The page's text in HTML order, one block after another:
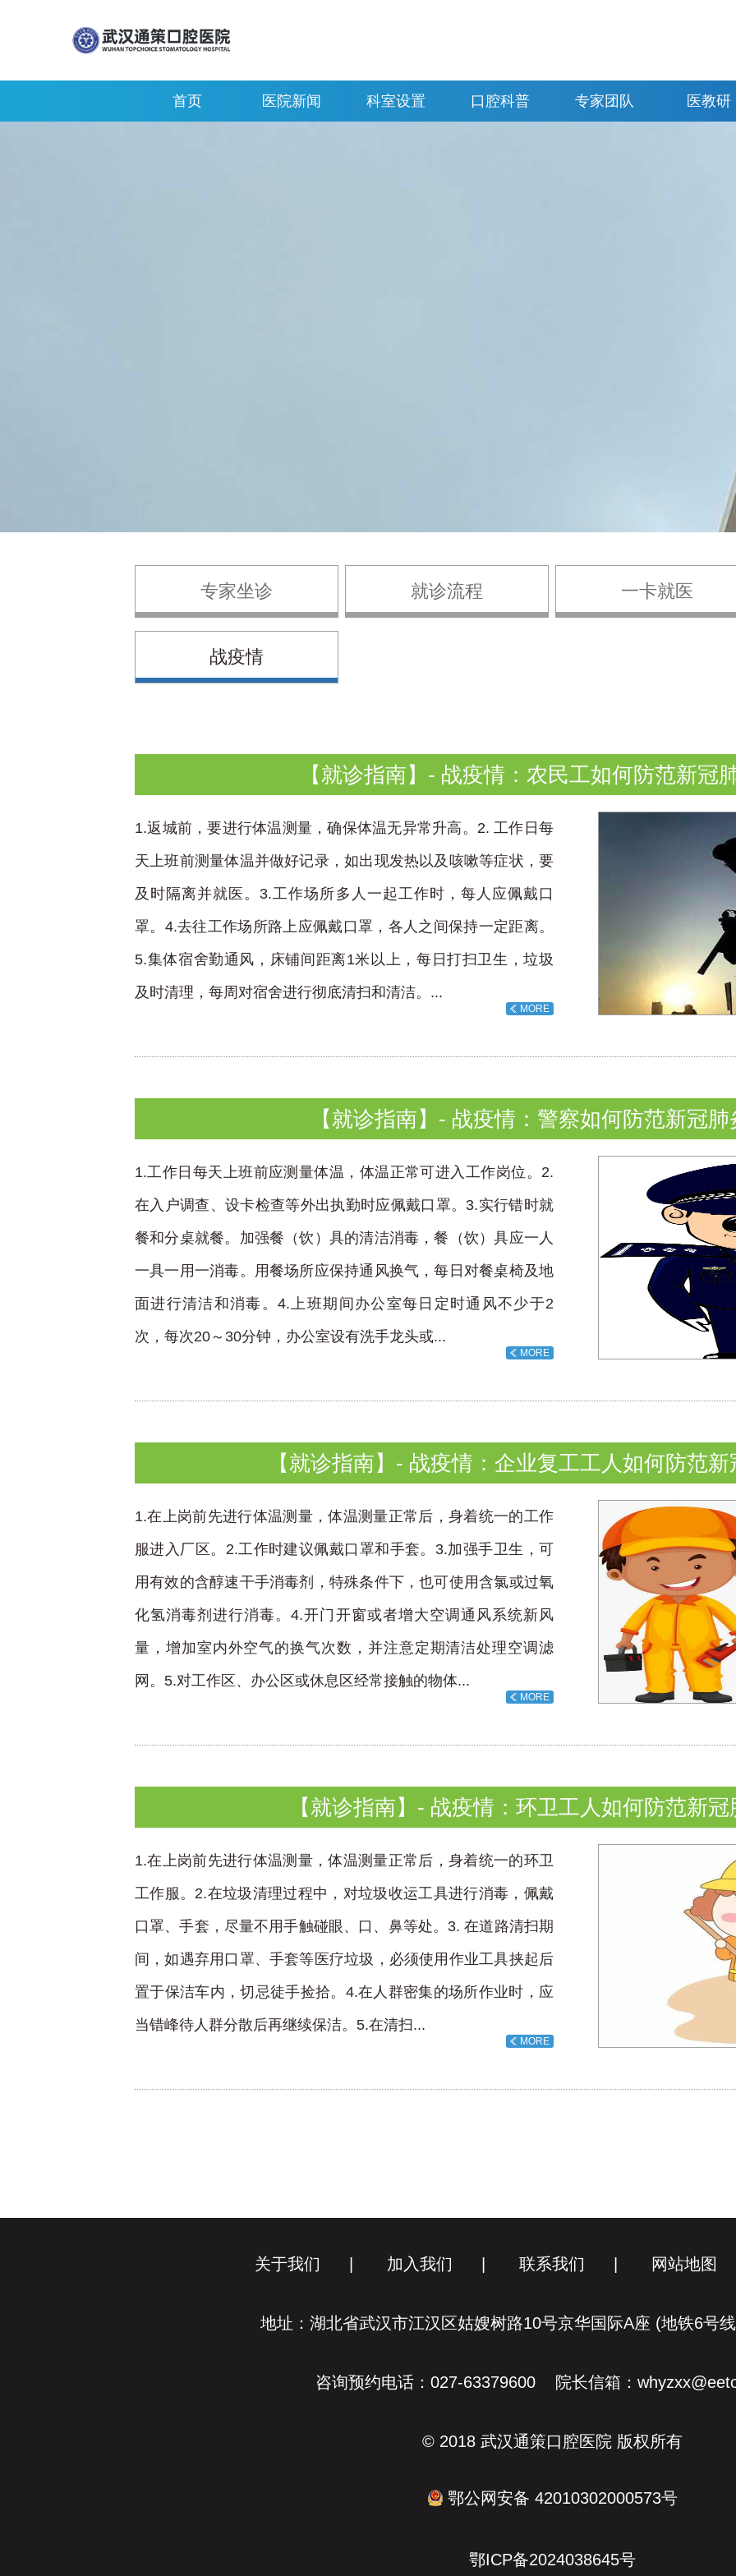
首页 医院新闻 科室设置 口腔科普 专家团队 医教研
专家坐诊 就诊流程 一卡就医
战疫情
【就诊指南】- 战疫情：农民工如何防范新冠
1.返城前，要进行体温测量，确保体温无异常升高。2. 工作日每
天上班前测量体温并做好记录，如出现发热以及咳嗽等症状，要
及时隔离并就医。3.工作场所多人一起工作时，每人应佩戴口
罩。4.去往工作场所路上应佩戴口罩，各人之间保持一定距离。
5.集体宿舍勤通风，床铺间距离1米以上，每日打扫卫生，垃圾
及时清理，每周对宿舍进行彻底清扫和清洁。...
MORE
【就诊指南】- 战疫情：警察如何防范新冠
1.工作日每天上班前应测量体温，体温正常可进入工作岗位。2.
在入户调查、设卡检查等外出执勤时应佩戴口罩。3.实行错时就
餐和分桌就餐。加强餐（饮）具的清洁消毒，餐（饮）具应一人
一具一用一消毒。用餐场所应保持通风换气，每日对餐桌椅及地
面进行清洁和消毒。4.上班期间办公室每日定时通风不少于2
次，每次20～30分钟，办公室设有洗手龙头或...
MORE
【就诊指南】- 战疫情：企业复工工人如何防范
1.在上岗前先进行体温测量，体温测量正常后，身着统一的工作
服进入厂区。2.工作时建议佩戴口罩和手套。3.加强手卫生，可
用有效的含醇速干手消毒剂，特殊条件下，也可使用含氯或过氧
化氢消毒剂进行消毒。4.开门开窗或者增大空调通风系统新风
量，增加室内外空气的换气次数，并注意定期清洁处理空调滤
网。5.对工作区、办公区或休息区经常接触的物体...
MORE
【就诊指南】- 战疫情：环卫工人如何防范新
1.在上岗前先进行体温测量，体温测量正常后，身着统一的环卫
工作服。2.在垃圾清理过程中，对垃圾收运工具进行消毒，佩戴
口罩、手套，尽量不用手触碰眼、口、鼻等处。3. 在道路清扫期
间，如遇弃用口罩、手套等医疗垃圾，必须使用作业工具挟起后
置于保洁车内，切忌徒手捡拾。4.在人群密集的场所作业时，应
当错峰待人群分散后再继续保洁。5.在清扫...
MORE
关于我们 加入我们 联系我们 网站地图
地址：湖北省武汉市江汉区姑嫂树路10号京华国际A座 (地铁6号
咨询预约电话：027-63379600 院长信箱：
© 2018 武汉通策口腔医院 版权所有
鄂公网安备 42010302000573号
鄂ICP备2024038645号